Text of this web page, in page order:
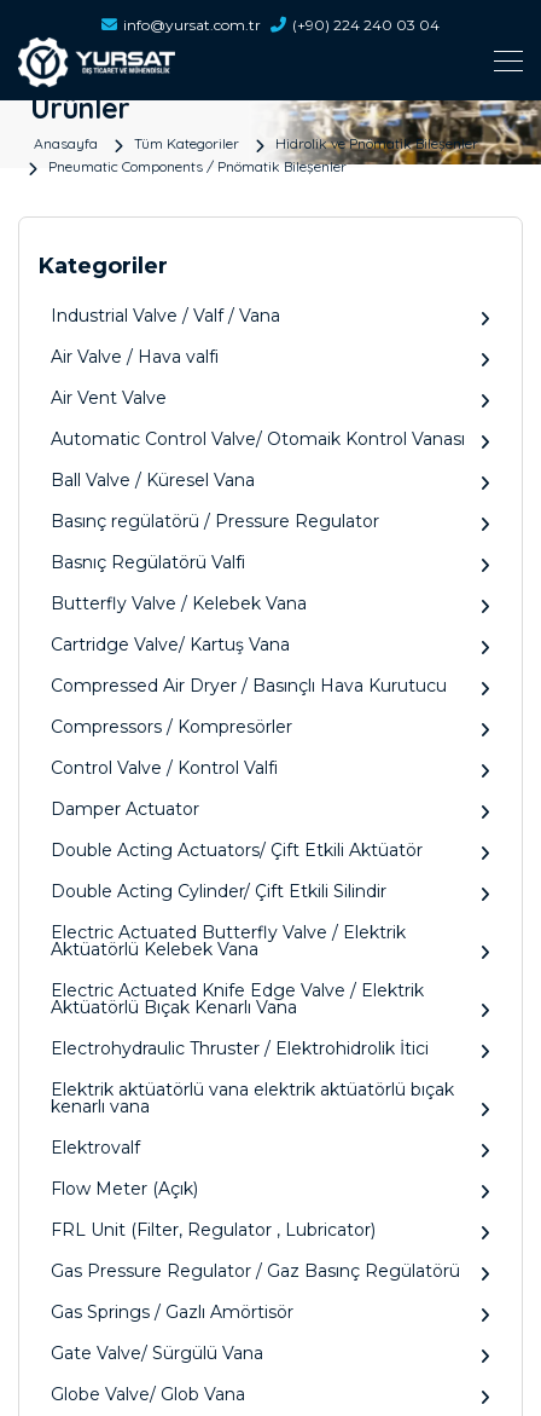
info@yursat.com.tr (+90) 224 240 03 04
Ürünler
Anasayfa Tüm Kategoriler
Hidrolik ve Pnömatik Bileşenler
Pneumatic Components / Pnömatik Bileşenler
Kategoriler
Industrial Valve / Valf / Vana
Air Valve / Hava valfi
Air Vent Valve
Automatic Control Valve/ Otomaik Kontrol Vanası
Ball Valve / Küresel Vana
Basınç regülatörü / Pressure Regulator
Basnıç Regülatörü Valfi
Butterfly Valve / Kelebek Vana
Cartridge Valve/ Kartuş Vana
Compressed Air Dryer / Basınçlı Hava Kurutucu
Compressors / Kompresörler
Control Valve / Kontrol Valfi
Damper Actuator
Double Acting Actuators/ Çift Etkili Aktüatör
Double Acting Cylinder/ Çift Etkili Silindir
Electric Actuated Butterfly Valve / Elektrik
Aktüatörlü Kelebek Vana
Electric Actuated Knife Edge Valve / Elektrik
Aktüatörlü Bıçak Kenarlı Vana
Electrohydraulic Thruster / Elektrohidrolik İtici
Elektrik aktüatörlü vana elektrik aktüatörlü bıçak
kenarlı vana
Elektrovalf
Flow Meter (Açık)
FRL Unit (Filter, Regulator , Lubricator)
Gas Pressure Regulator / Gaz Basınç Regülatörü
Gas Springs / Gazlı Amörtisör
Gate Valve/ Sürgülü Vana
Globe Valve/ Glob Vana